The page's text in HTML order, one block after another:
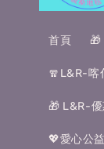
首頁
🧣L&R-喀
🎁 L&R-
💖愛心公